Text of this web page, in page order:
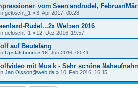
vom Seenlandrudel, Februar/
gelöscht_1 » 3. Apr 2017, 00:28
Rudel...2x Welpen 2016
gelöscht_1 » 12. Dez 2016, 19:57
auf Beutefang
Upstalsboom » 16. Jun 2016, 00:44
mit Musik - Sehr schöne
Jan.Olsson@web.de » 10. Feb 2016, 16:15